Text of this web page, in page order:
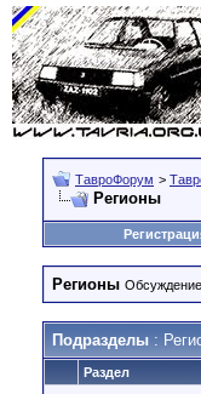
ТавроФорум >
Регионы
Регионы
Подразделы :
Раздел